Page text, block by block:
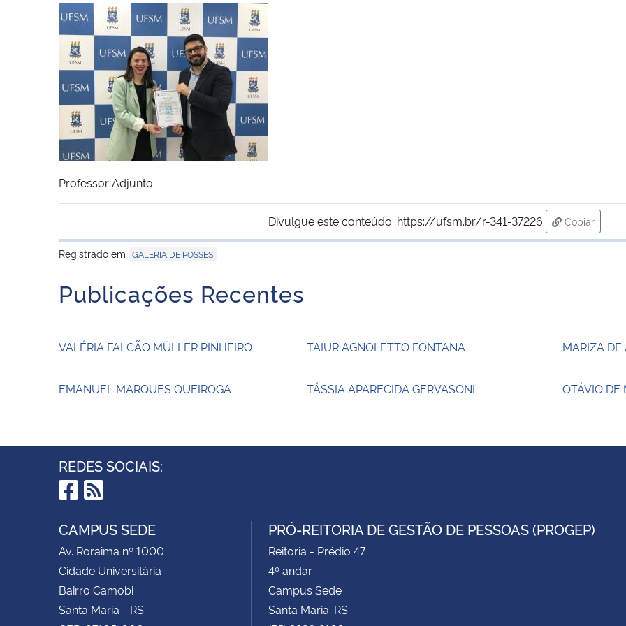
Professor Adjunto
Divulgue este conteúdo: https://ufsm.br/r-341-37226
Copiar
para área
Registrado em GALERIA DE POSSES
Publicações Recentes
VALÉRIA FALCÃO MÜLLER PINHEIRO TAIUR AGNOLETTO FONTANA MARIZA
EMANUEL MARQUES QUEIROGA TÁSSIA APARECIDA GERVASONI OTÁVIO DE
REDES SOCIAIS:
Facebook
RSS
CAMPUS SEDE
Av. Roraima nº 1000
Cidade Universitária
Bairro Camobi
Santa Maria - RS
PRÓ-REITORIA DE GESTÃO DE PESSOAS (PROGEP)
Reitoria - Prédio 47
4º andar
Campus Sede
Santa Maria-RS